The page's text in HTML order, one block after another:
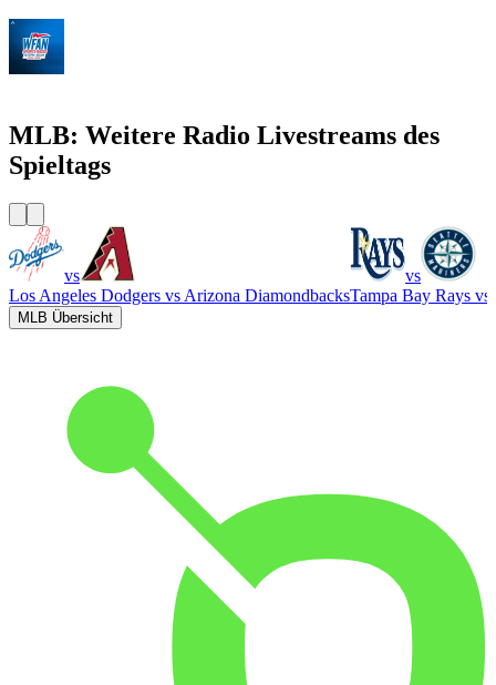
MLB: Weitere Radio Livestreams des
Spieltags
vs
Los Angeles Dodgers vs Arizona Diamondbacks
vs
Tampa Bay Rays vs
MLB Übersicht